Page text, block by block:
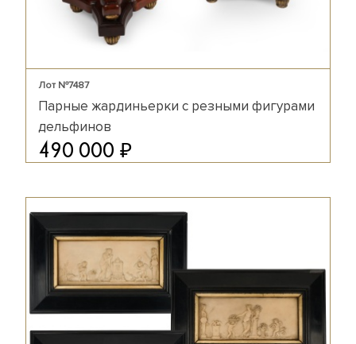
Лот №7487
Парные жардиньерки с резными фигурами
дельфинов
490 000 ₽